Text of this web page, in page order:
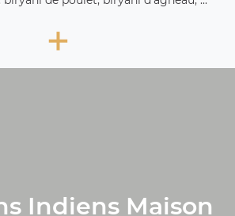
+
Indiens Maison